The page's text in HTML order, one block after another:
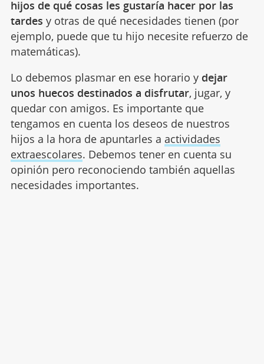
hijos de qué cosas les gustaría hacer por las
tardes y otras de qué necesidades tienen (por
ejemplo, puede que tu hijo necesite refuerzo de
matemáticas).
Lo debemos plasmar en ese horario y dejar
unos huecos destinados a disfrutar, jugar, y
quedar con amigos. Es importante que
tengamos en cuenta los deseos de nuestros
hijos a la hora de apuntarles a actividades
extraescolares. Debemos tener en cuenta su
opinión pero reconociendo también aquellas
necesidades importantes.